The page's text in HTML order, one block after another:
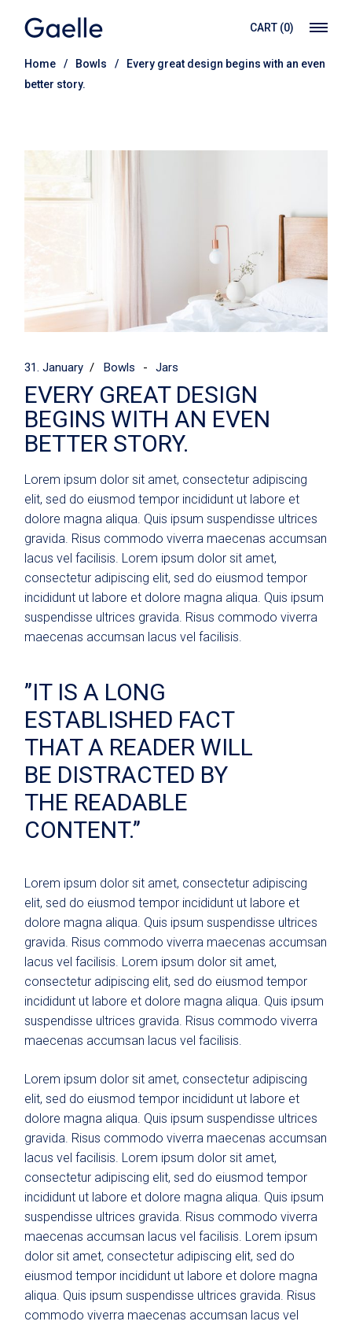
CART (0)
Home Bowls
Every great design begins with an even
better story.
31. January Bowls Jars
EVERY GREAT DESIGN
BEGINS WITH AN EVEN
BETTER STORY.
Lorem ipsum dolor sit amet, consectetur adipiscing
elit, sed do eiusmod tempor incididunt ut labore et
dolore magna aliqua. Quis ipsum suspendisse ultrices
gravida. Risus commodo viverra maecenas accumsan
lacus vel facilisis. Lorem ipsum dolor sit amet,
consectetur adipiscing elit, sed do eiusmod tempor
incididunt ut labore et dolore magna aliqua. Quis ipsum
suspendisse ultrices gravida. Risus commodo viverra
maecenas accumsan lacus vel facilisis.
’’IT IS A LONG
ESTABLISHED FACT
THAT A READER WILL
BE DISTRACTED BY
THE READABLE
CONTENT.’’
Lorem ipsum dolor sit amet, consectetur adipiscing
elit, sed do eiusmod tempor incididunt ut labore et
dolore magna aliqua. Quis ipsum suspendisse ultrices
gravida. Risus commodo viverra maecenas accumsan
lacus vel facilisis. Lorem ipsum dolor sit amet,
consectetur adipiscing elit, sed do eiusmod tempor
incididunt ut labore et dolore magna aliqua. Quis ipsum
suspendisse ultrices gravida. Risus commodo viverra
maecenas accumsan lacus vel facilisis.
Lorem ipsum dolor sit amet, consectetur adipiscing
elit, sed do eiusmod tempor incididunt ut labore et
dolore magna aliqua. Quis ipsum suspendisse ultrices
gravida. Risus commodo viverra maecenas accumsan
lacus vel facilisis. Lorem ipsum dolor sit amet,
consectetur adipiscing elit, sed do eiusmod tempor
incididunt ut labore et dolore magna aliqua. Quis ipsum
suspendisse ultrices gravida. Risus commodo viverra
maecenas accumsan lacus vel facilisis. Lorem ipsum
dolor sit amet, consectetur adipiscing elit, sed do
eiusmod tempor incididunt ut labore et dolore magna
aliqua. Quis ipsum suspendisse ultrices gravida. Risus
commodo viverra maecenas accumsan lacus vel